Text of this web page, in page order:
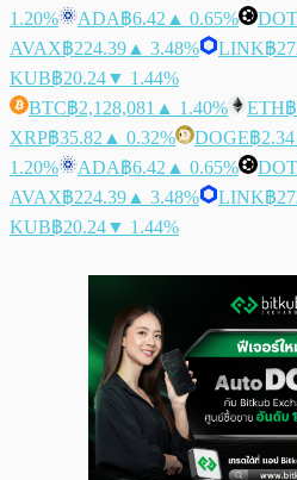
1.20%
ADA฿6.42 ▲ 0.65% DOT
AVAX฿224.39 ▲ 3.48% LINK฿
KUB฿20.24▼ 1.44%
BTC฿2,128,081 ▲ 1.40% ETH
XRP฿35.82 ▲ 0.32% DOGE฿2.34
1.20%
ADA฿6.42 ▲ 0.65% DOT
AVAX฿224.39 ▲ 3.48% LINK฿
KUB฿20.24▼ 1.44%